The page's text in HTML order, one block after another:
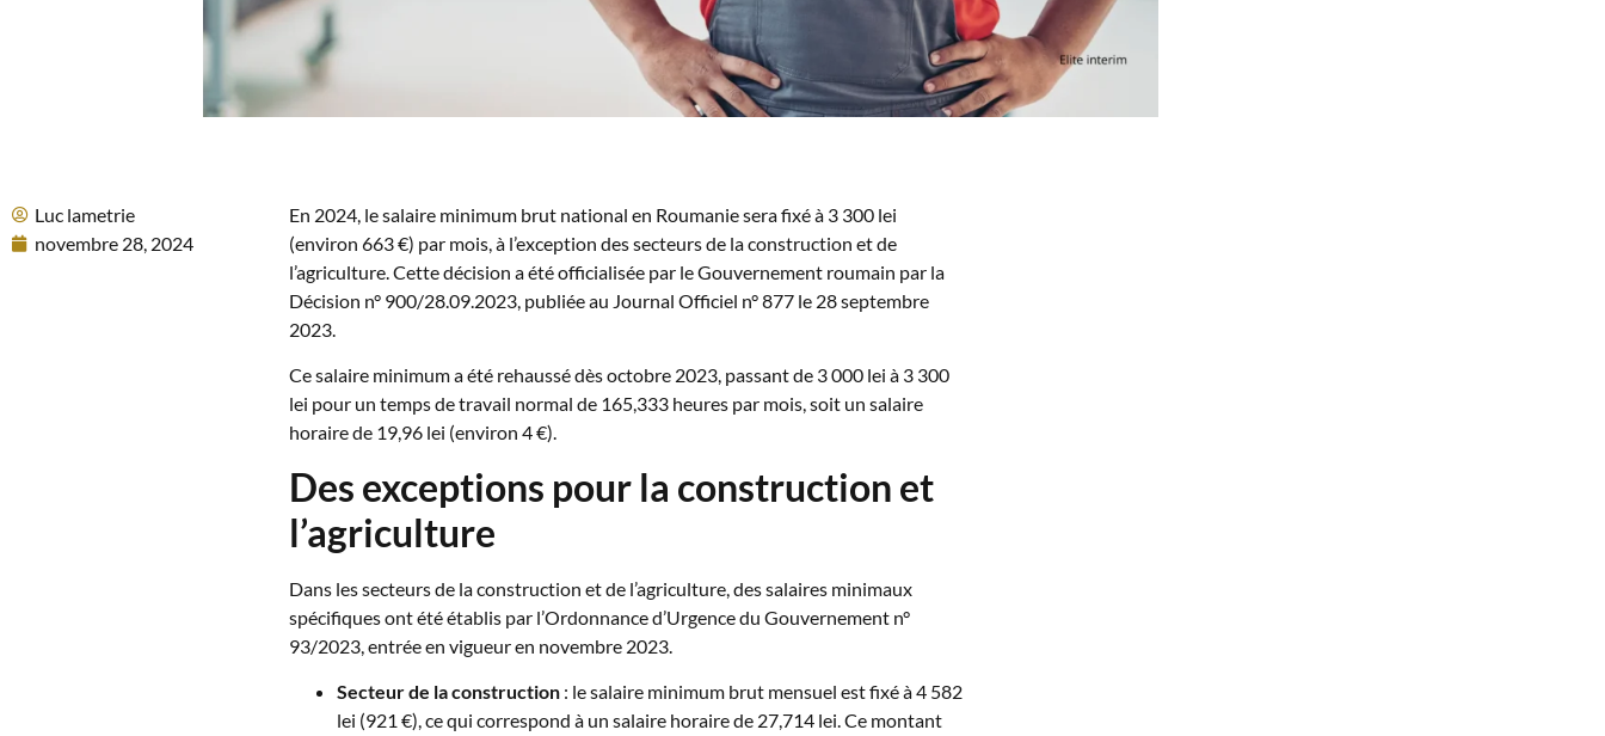
Luc lametrie
novembre 28, 2024
En 2024, le salaire minimum brut national en Roumanie sera fixé à 3 300 lei
(environ 663 €) par mois, à l’exception des secteurs de la construction et de
l’agriculture. Cette décision a été officialisée par le Gouvernement roumain par la
Décision n° 900/28.09.2023, publiée au Journal Officiel n° 877 le 28 septembre
2023.
Ce salaire minimum a été rehaussé dès octobre 2023, passant de 3 000 lei à 3 300
lei pour un temps de travail normal de 165,333 heures par mois, soit un salaire
horaire de 19,96 lei (environ 4 €).
Des exceptions pour la construction et
l’agriculture
Dans les secteurs de la construction et de l’agriculture, des salaires minimaux
spécifiques ont été établis par l’Ordonnance d’Urgence du Gouvernement n°
93/2023, entrée en vigueur en novembre 2023.
Secteur de la construction: le salaire minimum brut mensuel est fixé à 4 582
lei (921 €), ce qui correspond à un salaire horaire de 27,714 lei. Ce montant